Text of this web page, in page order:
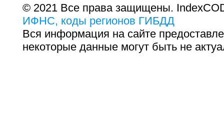
© 2021 Все права защищены.
ИФНС, коды регионов ГИБДД
Вся информация на сайте
некоторые данные могут быть не